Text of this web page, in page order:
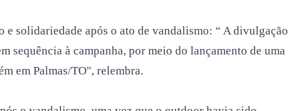
e solidariedade após o ato de vandalismo: “ A divulgação
sequência à campanha, por meio do lançamento de uma
em Palmas/TO", relembra.